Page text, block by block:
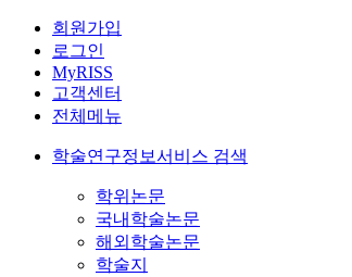
회원가입
로그인
MyRISS
고객센터
전체메뉴
학술연구정보서비스 검색
학위논문
국내학술논문
해외학술논문
학술지